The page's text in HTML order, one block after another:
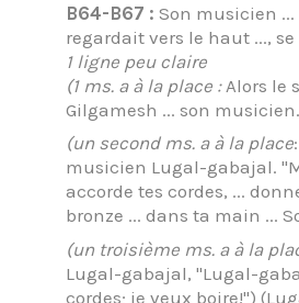
B64-B67 : Son musicien ...
regardait vers le haut ...,
1 ligne peu claire
(1 ms. a à la place :Alors le
Gilgamesh ... son
(un second ms. a à la place
musicien Lugal-gabajal.
accorde tes cordes, ...
bronze ... dans ta main ...
(un troisième ms. a à la
Lugal-gabajal, "Lugal-
cordes; je veux boire!")